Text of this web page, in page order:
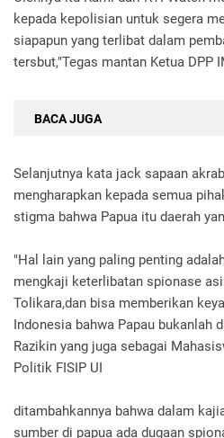
kepada kepolisian untuk segera
siapapun yang terlibat dalam
tersbut,"Tegas mantan Ketua DPP
BACA JUGA
Selanjutnya kata jack sapaan
mengharapkan kepada semua
stigma bahwa Papua itu daerah
"Hal lain yang paling penting
mengkaji keterlibatan spionase
Tolikara,dan bisa memberikan
Indonesia bahwa Papau bukanlah
Razikin yang juga sebagai
Politik FISIP UI
ditambahkannya bahwa dalam
sumber di papua ada dugaan